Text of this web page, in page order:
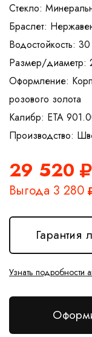
Стекло:
Браслет:
Водостойкость:
Размер/диаметр:
Оформление:
розового золота
Калибр: ETA
29 520
Выгода 3 280
Гарантия
Узнать подробности